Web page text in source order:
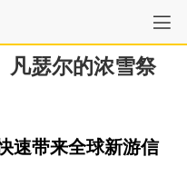
凡瑟尔的浓雪祭
速带来全球新游信